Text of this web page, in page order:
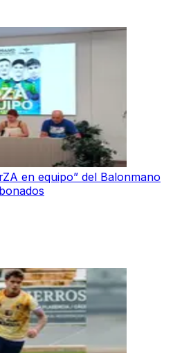
en equipo” del Balonmano